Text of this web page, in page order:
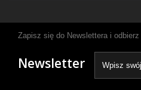
Zapisz się do Newslettera i
Newsletter